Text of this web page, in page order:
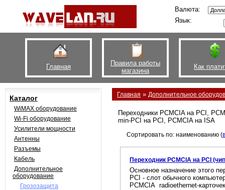
Валюта:
Язык:
Главная
Правила работы
магазина
Как
Каталог
WiMAX оборудование
Wi-Fi оборудование
Усилители мощности
Антенны
Разъемы
Кабель
Дополнительное
оборудование
Грозозащита
Главная » Дополнительное
Переходники PCMCIA на PCI,
min-PCI на PCI, PCMCIA на ISA
Сортировать по: наименованию (
Переходник PCMCIA на PCI
Основное назначение этого
PCI - слот обычного
PCMCIA radioethernet-